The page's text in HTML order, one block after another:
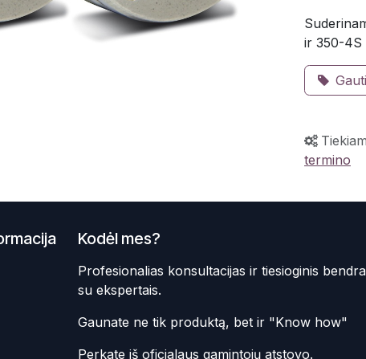
ir 350-4S
termino
Kodėl mes?
Profesionalias konsultacijas ir tiesioginis
su ekspertais.
Gaunate ne tik produktą, bet ir "Know how"
Perkate iš oficialaus gamintojų atstovo.